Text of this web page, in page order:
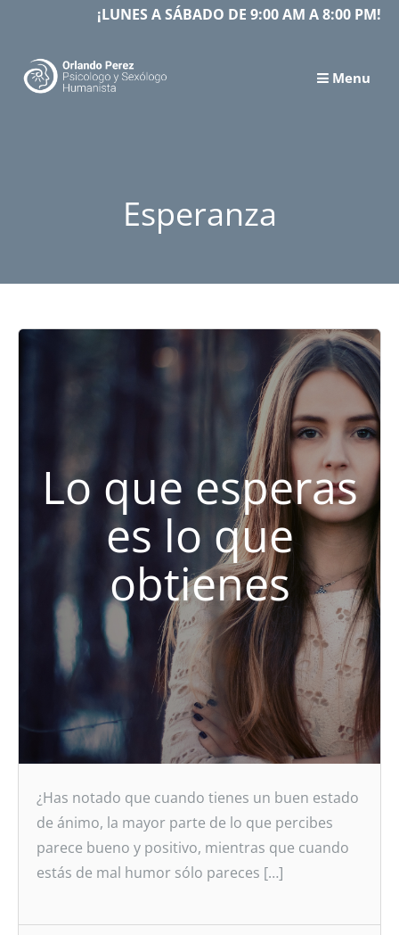
content
¡LUNES A SÁBADO DE 9:00 AM A 8:00 PM!
Menu
Esperanza
Lo que esperas
es lo que
obtienes
¿Has notado que cuando tienes un buen estado
de ánimo, la mayor parte de lo que percibes
parece bueno y positivo, mientras que cuando
estás de mal humor sólo pareces […]